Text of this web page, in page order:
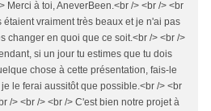
Merci à toi, AneverBeen.<br /> <br /> <br
étaient vraiment très beaux et je n'ai pas
changer en quoi que ce soit.<br /> <br />
si un jour tu estimes que tu dois
chose à cette présentation, fais-le
le ferai aussitôt que possible.<br /> <br
/> <br /> <br /> C'est bien notre projet à